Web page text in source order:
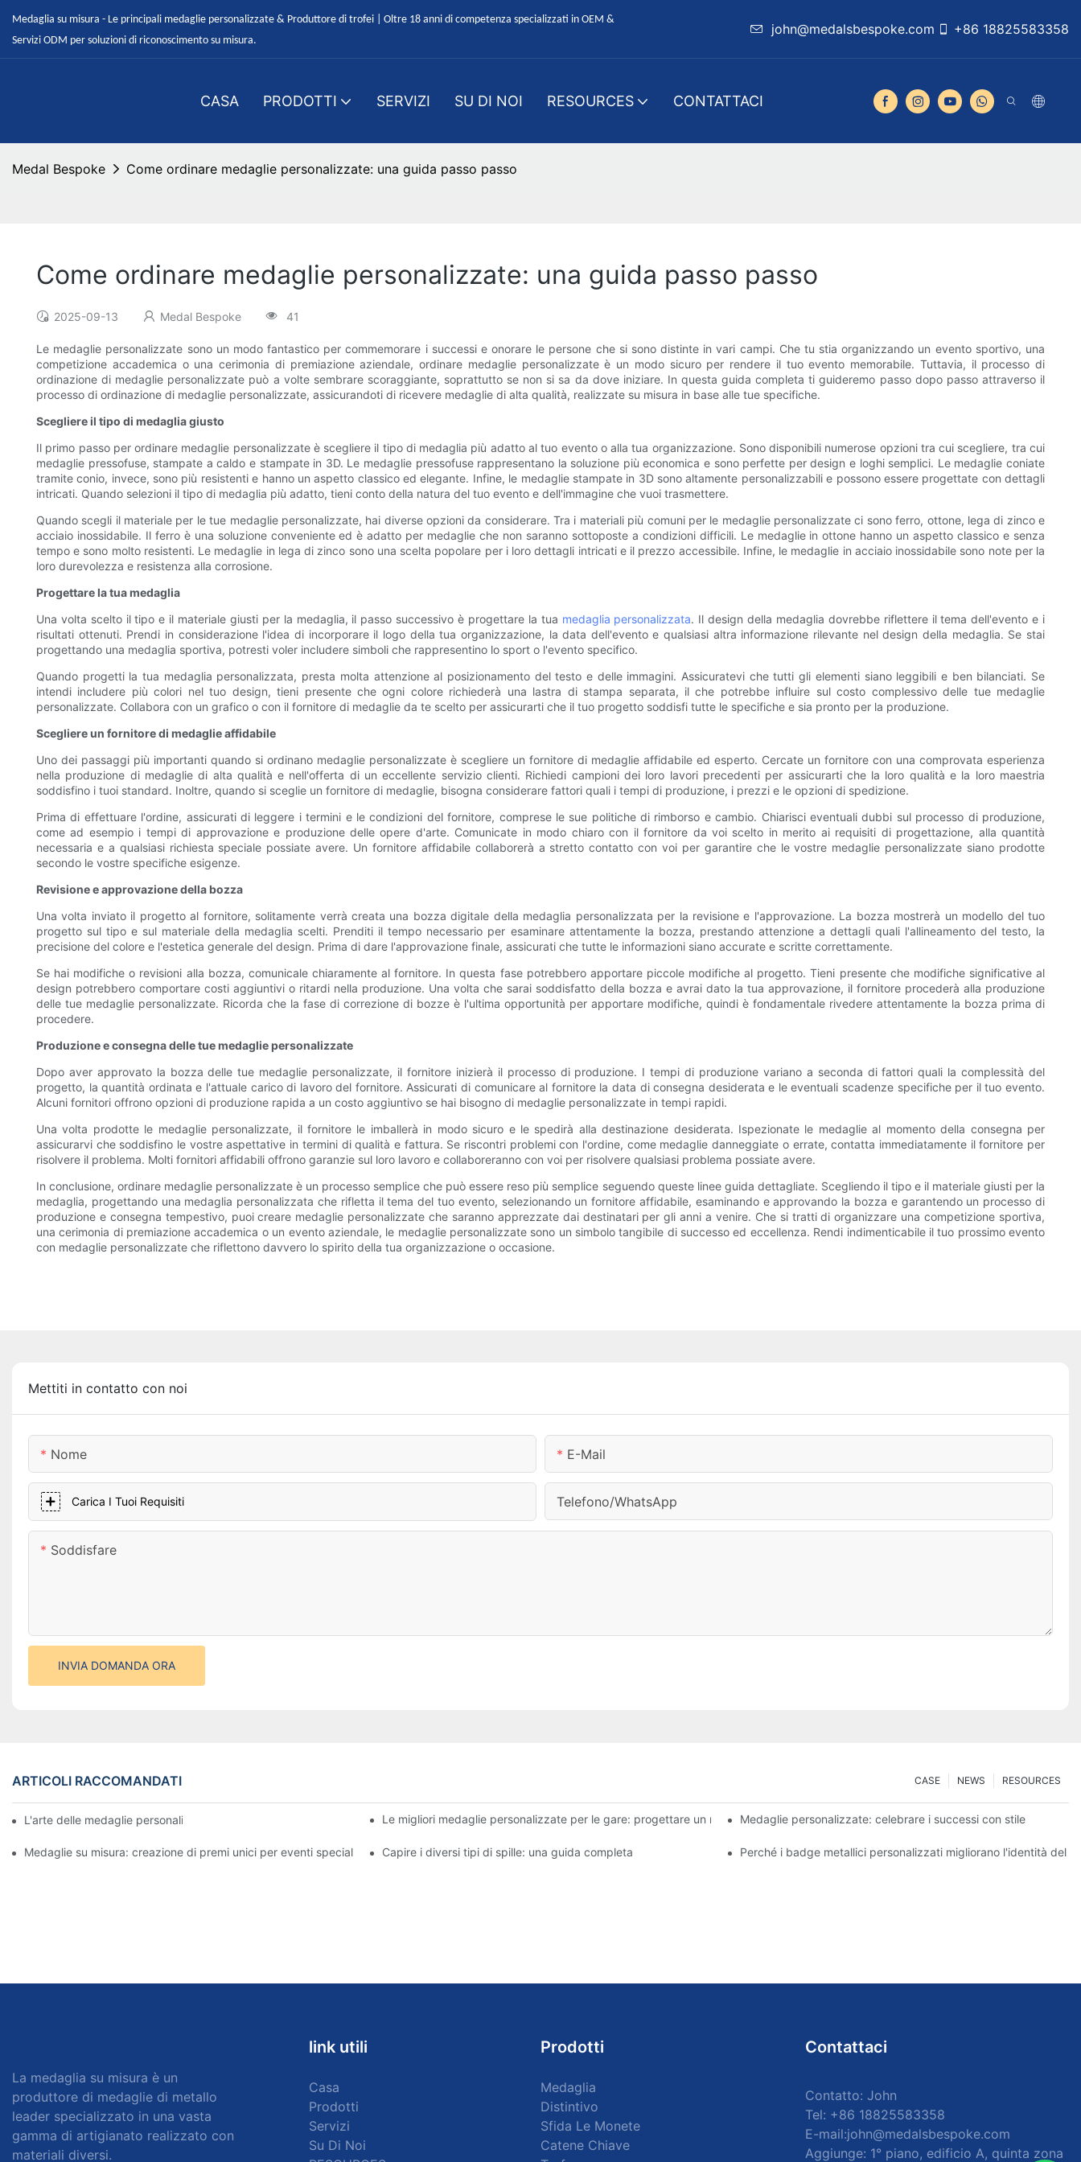
Medaglia su misura - Le principali medaglie personalizzate & Produttore di trofei | Oltre 18 anni di competenza specializzati in OEM &
Servizi ODM per soluzioni di riconoscimento su misura.
john@medalsbespoke.com +86 18825583358
CASA PRODOTTI SERVIZI SU DI NOI RESOURCES CONTATTACI
Medal Bespoke Come ordinare medaglie personalizzate: una guida passo passo
Come ordinare medaglie personalizzate: una guida passo passo
2025-09-13 Medal Bespoke 41
Le medaglie personalizzate sono un modo fantastico per commemorare i successi e onorare le persone che si sono distinte in vari campi. Che tu stia organizzando un evento sportivo, una
competizione accademica o una cerimonia di premiazione aziendale, ordinare medaglie personalizzate è un modo sicuro per rendere il tuo evento memorabile. Tuttavia, il processo di
ordinazione di medaglie personalizzate può a volte sembrare scoraggiante, soprattutto se non si sa da dove iniziare. In questa guida completa ti guideremo passo dopo passo attraverso il
processo di ordinazione di medaglie personalizzate, assicurandoti di ricevere medaglie di alta qualità, realizzate su misura in base alle tue specifiche.
Scegliere il tipo di medaglia giusto
Il primo passo per ordinare medaglie personalizzate è scegliere il tipo di medaglia più adatto al tuo evento o alla tua organizzazione. Sono disponibili numerose opzioni tra cui scegliere, tra cui
medaglie pressofuse, stampate a caldo e stampate in 3D. Le medaglie pressofuse rappresentano la soluzione più economica e sono perfette per design e loghi semplici. Le medaglie coniate
tramite conio, invece, sono più resistenti e hanno un aspetto classico ed elegante. Infine, le medaglie stampate in 3D sono altamente personalizzabili e possono essere progettate con dettagli
intricati. Quando selezioni il tipo di medaglia più adatto, tieni conto della natura del tuo evento e dell'immagine che vuoi trasmettere.
Quando scegli il materiale per le tue medaglie personalizzate, hai diverse opzioni da considerare. Tra i materiali più comuni per le medaglie personalizzate ci sono ferro, ottone, lega di zinco e
acciaio inossidabile. Il ferro è una soluzione conveniente ed è adatto per medaglie che non saranno sottoposte a condizioni difficili. Le medaglie in ottone hanno un aspetto classico e senza
tempo e sono molto resistenti. Le medaglie in lega di zinco sono una scelta popolare per i loro dettagli intricati e il prezzo accessibile. Infine, le medaglie in acciaio inossidabile sono note per la
loro durevolezza e resistenza alla corrosione.
Progettare la tua medaglia
Una volta scelto il tipo e il materiale giusti per la medaglia, il passo successivo è progettare la tua medaglia personalizzata. Il design della medaglia dovrebbe riflettere il tema dell'evento e i
risultati ottenuti. Prendi in considerazione l'idea di incorporare il logo della tua organizzazione, la data dell'evento e qualsiasi altra informazione rilevante nel design della medaglia. Se stai
progettando una medaglia sportiva, potresti voler includere simboli che rappresentino lo sport o l'evento specifico.
Quando progetti la tua medaglia personalizzata, presta molta attenzione al posizionamento del testo e delle immagini. Assicuratevi che tutti gli elementi siano leggibili e ben bilanciati. Se
intendi includere più colori nel tuo design, tieni presente che ogni colore richiederà una lastra di stampa separata, il che potrebbe influire sul costo complessivo delle tue medaglie
personalizzate. Collabora con un grafico o con il fornitore di medaglie da te scelto per assicurarti che il tuo progetto soddisfi tutte le specifiche e sia pronto per la produzione.
Scegliere un fornitore di medaglie affidabile
Uno dei passaggi più importanti quando si ordinano medaglie personalizzate è scegliere un fornitore di medaglie affidabile ed esperto. Cercate un fornitore con una comprovata esperienza
nella produzione di medaglie di alta qualità e nell'offerta di un eccellente servizio clienti. Richiedi campioni dei loro lavori precedenti per assicurarti che la loro qualità e la loro maestria
soddisfino i tuoi standard. Inoltre, quando si sceglie un fornitore di medaglie, bisogna considerare fattori quali i tempi di produzione, i prezzi e le opzioni di spedizione.
Prima di effettuare l'ordine, assicurati di leggere i termini e le condizioni del fornitore, comprese le sue politiche di rimborso e cambio. Chiarisci eventuali dubbi sul processo di produzione,
come ad esempio i tempi di approvazione e produzione delle opere d'arte. Comunicate in modo chiaro con il fornitore da voi scelto in merito ai requisiti di progettazione, alla quantità
necessaria e a qualsiasi richiesta speciale possiate avere. Un fornitore affidabile collaborerà a stretto contatto con voi per garantire che le vostre medaglie personalizzate siano prodotte
secondo le vostre specifiche esigenze.
Revisione e approvazione della bozza
Una volta inviato il progetto al fornitore, solitamente verrà creata una bozza digitale della medaglia personalizzata per la revisione e l'approvazione. La bozza mostrerà un modello del tuo
progetto sul tipo e sul materiale della medaglia scelti. Prenditi il tempo necessario per esaminare attentamente la bozza, prestando attenzione a dettagli quali l'allineamento del testo, la
precisione del colore e l'estetica generale del design. Prima di dare l'approvazione finale, assicurati che tutte le informazioni siano accurate e scritte correttamente.
Se hai modifiche o revisioni alla bozza, comunicale chiaramente al fornitore. In questa fase potrebbero apportare piccole modifiche al progetto. Tieni presente che modifiche significative al
design potrebbero comportare costi aggiuntivi o ritardi nella produzione. Una volta che sarai soddisfatto della bozza e avrai dato la tua approvazione, il fornitore procederà alla produzione
delle tue medaglie personalizzate. Ricorda che la fase di correzione di bozze è l'ultima opportunità per apportare modifiche, quindi è fondamentale rivedere attentamente la bozza prima di
procedere.
Produzione e consegna delle tue medaglie personalizzate
Dopo aver approvato la bozza delle tue medaglie personalizzate, il fornitore inizierà il processo di produzione. I tempi di produzione variano a seconda di fattori quali la complessità del
progetto, la quantità ordinata e l'attuale carico di lavoro del fornitore. Assicurati di comunicare al fornitore la data di consegna desiderata e le eventuali scadenze specifiche per il tuo evento.
Alcuni fornitori offrono opzioni di produzione rapida a un costo aggiuntivo se hai bisogno di medaglie personalizzate in tempi rapidi.
Una volta prodotte le medaglie personalizzate, il fornitore le imballerà in modo sicuro e le spedirà alla destinazione desiderata. Ispezionate le medaglie al momento della consegna per
assicurarvi che soddisfino le vostre aspettative in termini di qualità e fattura. Se riscontri problemi con l'ordine, come medaglie danneggiate o errate, contatta immediatamente il fornitore per
risolvere il problema. Molti fornitori affidabili offrono garanzie sul loro lavoro e collaboreranno con voi per risolvere qualsiasi problema possiate avere.
In conclusione, ordinare medaglie personalizzate è un processo semplice che può essere reso più semplice seguendo queste linee guida dettagliate. Scegliendo il tipo e il materiale giusti per la
medaglia, progettando una medaglia personalizzata che rifletta il tema del tuo evento, selezionando un fornitore affidabile, esaminando e approvando la bozza e garantendo un processo di
produzione e consegna tempestivo, puoi creare medaglie personalizzate che saranno apprezzate dai destinatari per gli anni a venire. Che si tratti di organizzare una competizione sportiva,
una cerimonia di premiazione accademica o un evento aziendale, le medaglie personalizzate sono un simbolo tangibile di successo ed eccellenza. Rendi indimenticabile il tuo prossimo evento
con medaglie personalizzate che riflettono davvero lo spirito della tua organizzazione o occasione.
Mettiti in contatto con noi
Nome E-Mail
Carica I Tuoi Requisiti Telefono/WhatsApp
Soddisfare
INVIA DOMANDA ORA
ARTICOLI RACCOMANDATI RESOURCES
NEWS
CASE
L'arte delle medaglie personalizzate: creare premi che ispirano Le migliori medaglie personalizzate per le gare: progettare un riconoscimento per i corridoriMedaglie personalizzate: celebrare i successi con stile
Medaglie su misura: creazione di premi unici per eventi speciali Capire i diversi tipi di spille: una guida completa Perché i badge metallici personalizzati migliorano l'identità del
La medaglia su misura è un
produttore di medaglie di metallo
leader specializzato in una vasta
gamma di artigianato realizzato con
materiali diversi.
link utili
Casa
Prodotti
Servizi
Su Di Noi
Prodotti
Medaglia
Distintivo
Sfida Le Monete
Catene Chiave
Contattaci
Contatto: John
Tel: +86 18825583358
E-mail:john@medalsbespoke.com
Aggiunge: 1° piano, edificio A, quinta zona